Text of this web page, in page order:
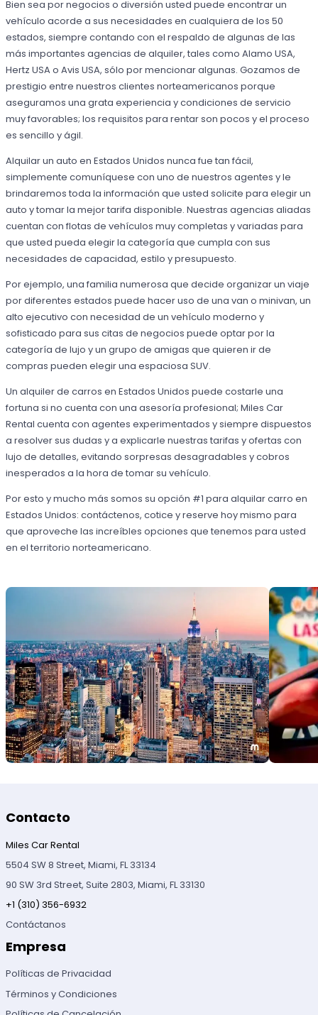
Bien sea por negocios o diversión usted puede encontrar un
vehículo acorde a sus necesidades en cualquiera de los 50
estados, siempre contando con el respaldo de algunas de las
más importantes agencias de alquiler, tales como Alamo USA,
Hertz USA o Avis USA, sólo por mencionar algunas. Gozamos de
prestigio entre nuestros clientes norteamericanos porque
aseguramos una grata experiencia y condiciones de servicio
muy favorables; los requisitos para rentar son pocos y el proceso
es sencillo y ágil.
Alquilar un auto en Estados Unidos nunca fue tan fácil,
simplemente comuníquese con uno de nuestros agentes y le
brindaremos toda la información que usted solicite para elegir un
auto y tomar la mejor tarifa disponible. Nuestras agencias aliadas
cuentan con flotas de vehículos muy completas y variadas para
que usted pueda elegir la categoría que cumpla con sus
necesidades de capacidad, estilo y presupuesto.
Por ejemplo, una familia numerosa que decide organizar un viaje
por diferentes estados puede hacer uso de una van o minivan, un
alto ejecutivo con necesidad de un vehículo moderno y
sofisticado para sus citas de negocios puede optar por la
categoría de lujo y un grupo de amigas que quieren ir de
compras pueden elegir una espaciosa SUV.
Un alquiler de carros en Estados Unidos puede costarle una
fortuna si no cuenta con una asesoría profesional; Miles Car
Rental cuenta con agentes experimentados y siempre dispuestos
a resolver sus dudas y a explicarle nuestras tarifas y ofertas con
lujo de detalles, evitando sorpresas desagradables y cobros
inesperados a la hora de tomar su vehículo.
Por esto y mucho más somos su opción #1 para alquilar carro en
Estados Unidos: contáctenos, cotice y reserve hoy mismo para
que aproveche las increíbles opciones que tenemos para usted
en el territorio norteamericano.
Contacto
Miles Car Rental
5504 SW 8 Street, Miami, FL 33134
90 SW 3rd Street, Suite 2803, Miami, FL 33130
+1 (310) 356-6932
Contáctanos
Empresa
Políticas de Privacidad
Términos y Condiciones